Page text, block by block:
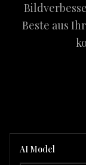
Beste aus
AI Model